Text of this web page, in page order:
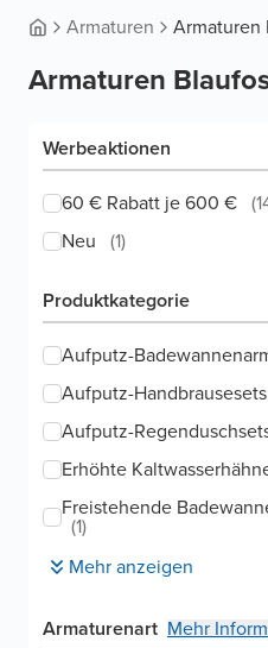
Armaturen Armaturen
Armaturen
Werbeaktionen
60 € Rabatt je 600 € (
Neu (1)
Produktkategorie
Aufputz-
Aufputz-Handbrausesets
Aufputz-
Erhöhte
Freistehende
(1)
Mehr anzeigen
Armaturenart Mehr